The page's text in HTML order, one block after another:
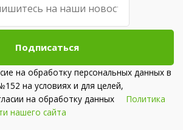
Подписаться
на обработку персональных данных в
на условиях и для целей,
на обработку данных Политика
нашего сайта